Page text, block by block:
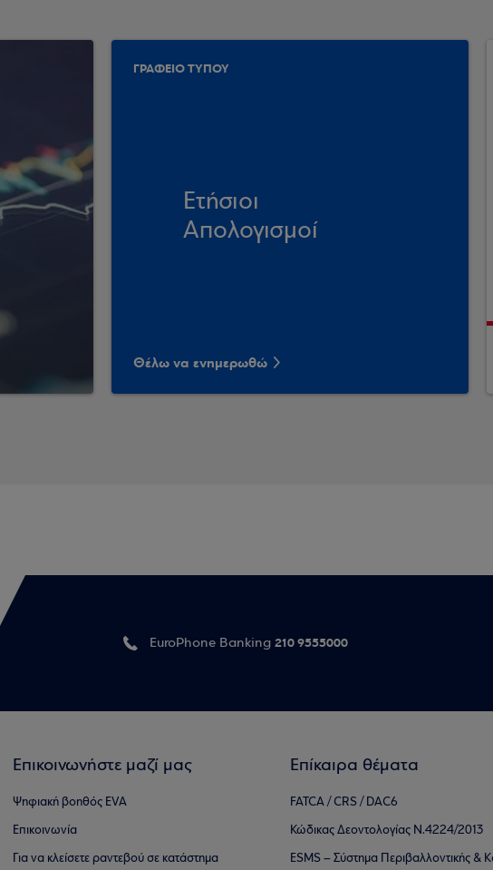
ΓΡΑΦΕΙΟ ΤΥΠΟΥ
Ετήσιοι
Απολογισμοί
Θέλω να ενημερωθώ
EuroPhone Banking 210 9555000
Επικοινωνήστε μαζί μας
Ψηφιακή βοηθός EVA
Επικοινωνία
Για να κλείσετε ραντεβού σε κατάστημα
Επίκαιρα θέματα
FATCA / CRS / DAC6
Κώδικας Δεοντολογίας Ν.4224/2013
ESMS – Σύστημα Περιβαλλοντικής &